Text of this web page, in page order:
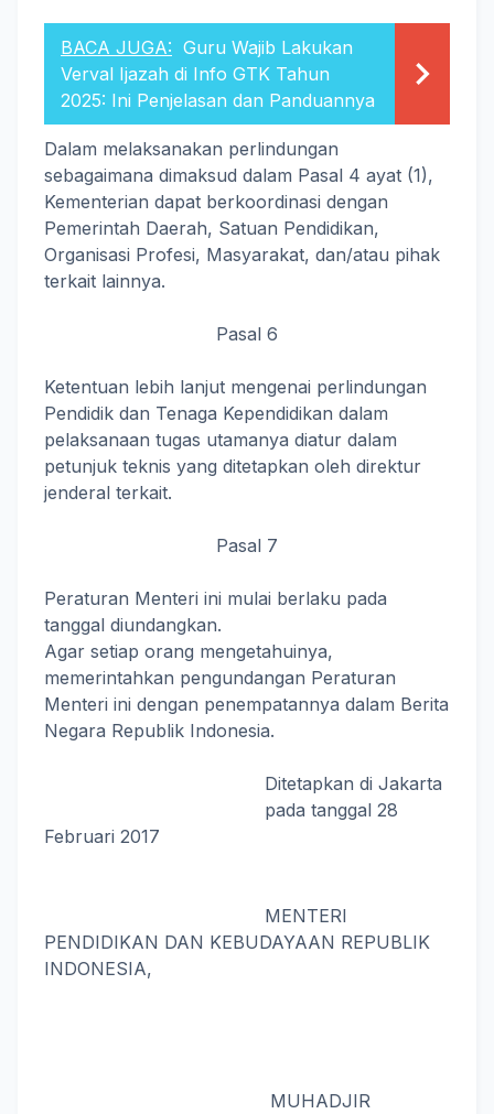
BACA JUGA: Guru Wajib Lakukan
Verval Ijazah di Info GTK Tahun
2025: Ini Penjelasan dan Panduannya
Dalam melaksanakan perlindungan
sebagaimana dimaksud dalam Pasal 4 ayat (1),
Kementerian dapat berkoordinasi dengan
Pemerintah Daerah, Satuan Pendidikan,
Organisasi Profesi, Masyarakat, dan/atau pihak
terkait lainnya.
Pasal 6
Ketentuan lebih lanjut mengenai perlindungan
Pendidik dan Tenaga Kependidikan dalam
pelaksanaan tugas utamanya diatur dalam
petunjuk teknis yang ditetapkan oleh direktur
jenderal terkait.
Pasal 7
Peraturan Menteri ini mulai berlaku pada
tanggal diundangkan.
Agar setiap orang mengetahuinya,
memerintahkan pengundangan Peraturan
Menteri ini dengan penempatannya dalam Berita
Negara Republik Indonesia.
Ditetapkan di Jakarta
pada tanggal 28
Februari 2017
MENTERI
PENDIDIKAN DAN KEBUDAYAAN REPUBLIK
INDONESIA,
MUHADJIR